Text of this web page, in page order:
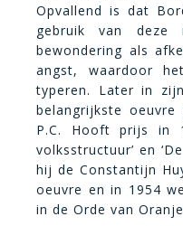
Opvallend is dat
gebruik van deze
bewondering als
angst, waardoor
typeren. Later in
belangrijkste
P.C. Hooft prijs in
volksstructuur’ en
hij de Constantijn
oeuvre en in 1954
in de Orde van